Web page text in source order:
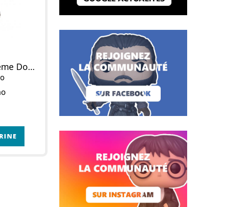
Figurine POP 13ème Docteur